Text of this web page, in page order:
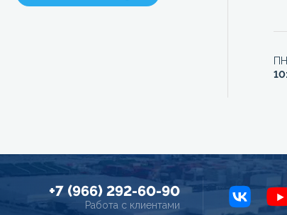
+7 (966) 292-60-90
Работа с клиентами